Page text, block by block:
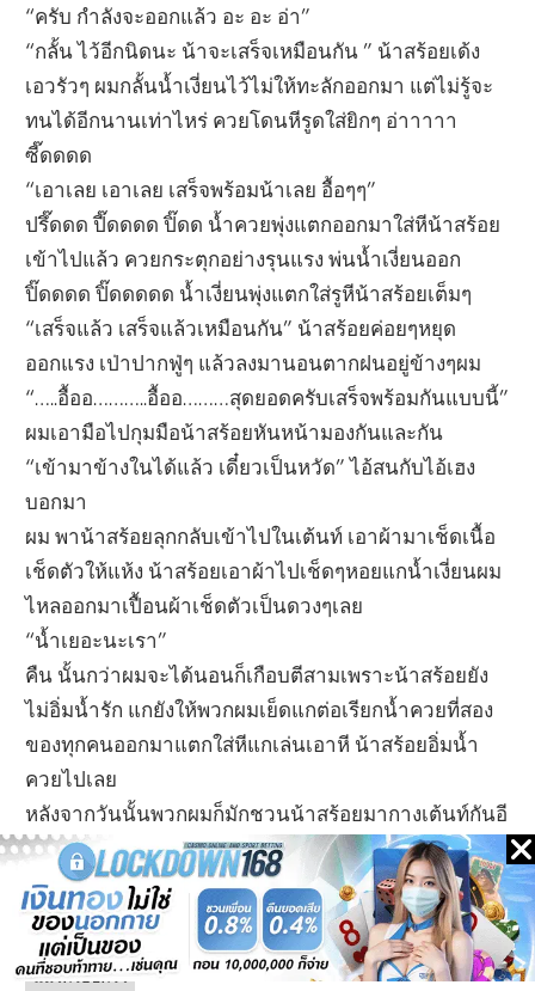
“ครับ กำลังจะออกแล้ว อะ อะ อ่า”
“กลั้น ไว้อีกนิดนะ น้าจะเสร็จเหมือนกัน ” น้าสร้อยเด้ง
เอวรัวๆ ผมกลั้นน้ำเงี่ยนไว้ไม่ให้ทะลักออกมา แต่ไม่รู้จะ
ทนได้อีกนานเท่าไหร่ ควยโดนหีรูดใส่ยิกๆ อ่าาาาา
ซี๊ดดดด
“เอาเลย เอาเลย เสร็จพร้อมน้าเลย อื้อๆๆ”
ปรึ๊ดดด ปี๊ดดดด ปิ๊ดด น้ำควยพุ่งแตกออกมาใส่หีน้าสร้อย
เข้าไปแล้ว ควยกระตุกอย่างรุนแรง พ่นน้ำเงี่ยนออก
ปิ๊ดดดด ปิ๊ดดดดด น้ำเงี่ยนพุ่งแตกใส่รูหีน้าสร้อยเต็มๆ
“เสร็จแล้ว เสร็จแล้วเหมือนกัน” น้าสร้อยค่อยๆหยุด
ออกแรง เป่าปากฟู่ๆ แล้วลงมานอนตากฝนอยู่ข้างๆผม
“…..อื้ออ………..อื้ออ………สุดยอดครับเสร็จพร้อมกันแบบนี้”
ผมเอามือไปกุมมือน้าสร้อยหันหน้ามองกันและกัน
“เข้ามาข้างในได้แล้ว เดี๋ยวเป็นหวัด” ไอ้สนกับไอ้เฮง
บอกมา
ผม พาน้าสร้อยลุกกลับเข้าไปในเต้นท์ เอาผ้ามาเช็ดเนื้อ
เช็ดตัวให้แห้ง น้าสร้อยเอาผ้าไปเช็ดๆหอยแกน้ำเงี่ยนผม
ไหลออกมาเปื้อนผ้าเช็ดตัวเป็นดวงๆเลย
“น้ำเยอะนะเรา”
คืน นั้นกว่าผมจะได้นอนก็เกือบตีสามเพราะน้าสร้อยยัง
ไม่อิ่มน้ำรัก แกยังให้พวกผมเย็ดแกต่อเรียกน้ำควยที่สอง
ของทุกคนออกมาแตกใส่หีแกเล่นเอาหี น้าสร้อยอิ่มน้ำ
ควยไปเลย
หลังจากวันนั้นพวกผมก็มักชวนน้าสร้อยมากางเต้นท์กันอี
กบ่อยๆ และก็สนุกกันในเต้นท์อย่างนี้ทุกครั้ง
เล่าประสบการณ์เรื่องเสียว
แนวครอบครัว